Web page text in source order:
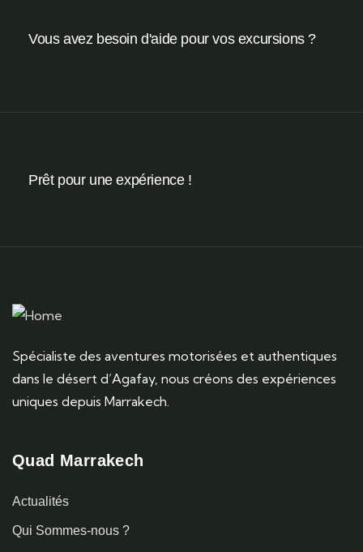
Vous avez besoin d'aide pour vos excursions ?
Prêt pour une expérience !
Spécialiste des aventures motorisées et authentiques
dans le désert d’Agafay, nous créons des expériences
uniques depuis Marrakech.
Quad Marrakech
Actualités
Qui Sommes-nous ?